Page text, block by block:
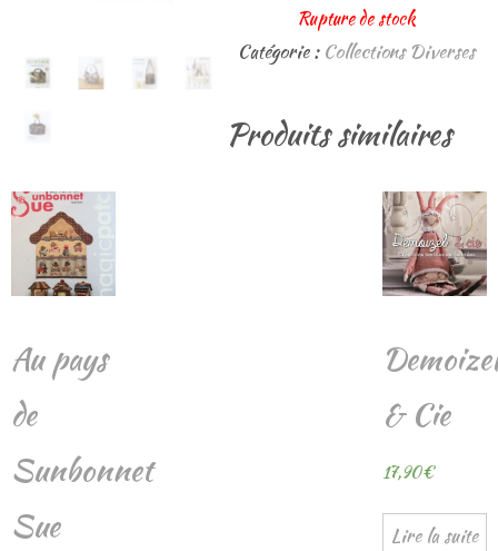
Rupture de stock
Catégorie : Collections Diverses
Produits similaires
Au pays
de
Sunbonnet
Sue
Demoizel
& Cie
17,90€
Lire la suite